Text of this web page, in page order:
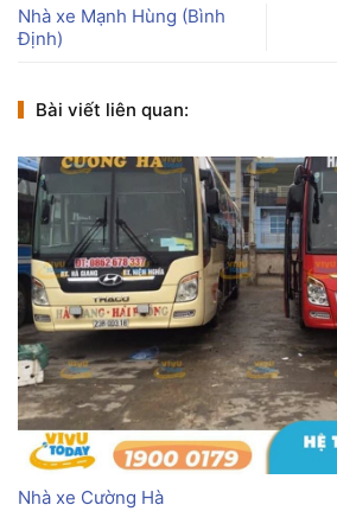
Nhà xe Mạnh Hùng (Bình
Định)
Bài viết liên quan:
Nhà xe Cường Hà